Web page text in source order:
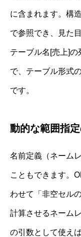
に含まれます。構
で参照でき、見た
テーブル名[売上]
で、テーブル形式
です。
動的な範囲指
名前定義（ネーム
こともできます。
わせて「非空セル
計算させるネーム
の引数として使え